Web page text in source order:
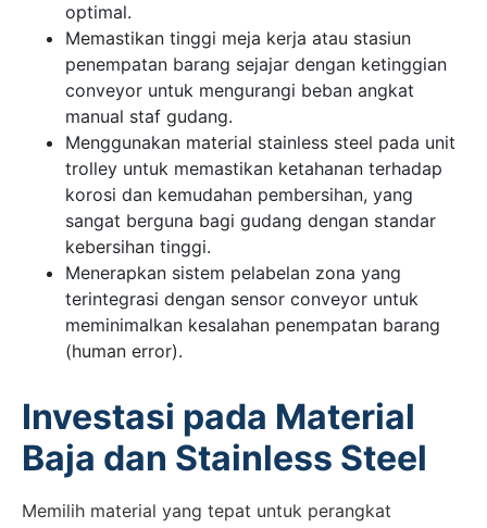
optimal.
Memastikan tinggi meja kerja atau stasiun
penempatan barang sejajar dengan ketinggian
conveyor untuk mengurangi beban angkat
manual staf gudang.
Menggunakan material stainless steel pada unit
trolley untuk memastikan ketahanan terhadap
korosi dan kemudahan pembersihan, yang
sangat berguna bagi gudang dengan standar
kebersihan tinggi.
Menerapkan sistem pelabelan zona yang
terintegrasi dengan sensor conveyor untuk
meminimalkan kesalahan penempatan barang
(human error).
Investasi pada Material
Baja dan Stainless Steel
Memilih material yang tepat untuk perangkat